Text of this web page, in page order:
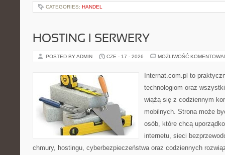
CATEGORIES: HANDEL
HOSTING I SERWERY
POSTED BY ADMIN CZE - 17 - 2026 MOŻLIWOŚĆ
Internat.com.pl to
technologiom oraz
wiążą się z codziennym
mobilnych. Strona może
osób, które chcą
internetu, sieci
chmury, hostingu, cyberbezpieczeństwa oraz codziennych